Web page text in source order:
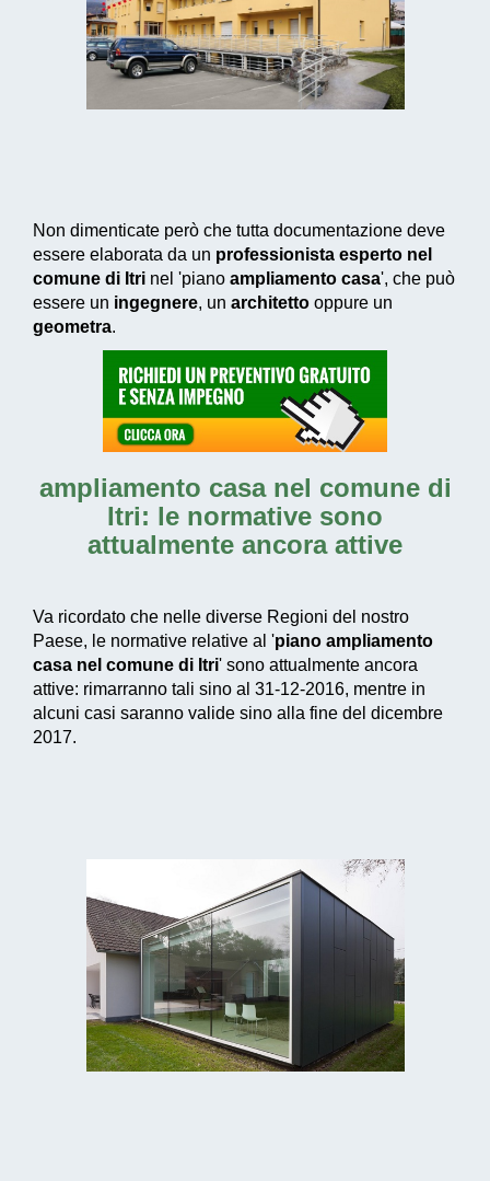
Non dimenticate però che tutta documentazione deve
essere elaborata da un professionista esperto nel
comune di Itri nel 'piano ampliamento casa', che può
essere un ingegnere, un architetto oppure un
geometra.
ampliamento casa nel comune di
Itri: le normative sono
attualmente ancora attive
Va ricordato che nelle diverse Regioni del nostro
Paese, le normative relative al 'piano ampliamento
casa nel comune di Itri' sono attualmente ancora
attive: rimarranno tali sino al 31-12-2016, mentre in
alcuni casi saranno valide sino alla fine del dicembre
2017.